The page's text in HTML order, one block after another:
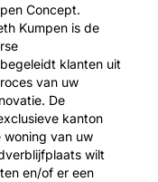
Concept.
Kumpen is de
klanten uit
van uw
De
kanton
woning van uw
wilt
en/of er een